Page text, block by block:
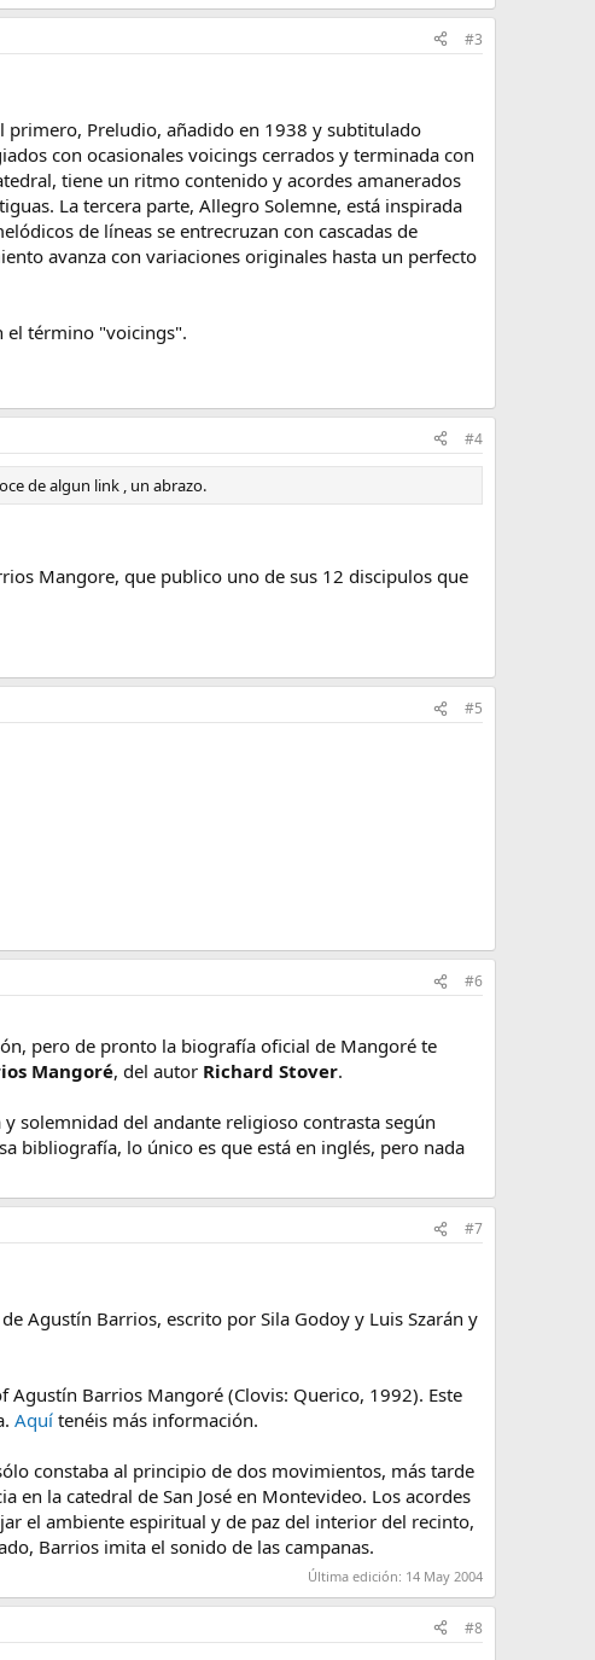
#3
primero, Preludio, añadido en 1938 y subtitulado
con ocasionales voicings cerrados y terminada con
tiene un ritmo contenido y acordes amanerados
La tercera parte, Allegro Solemne, está inspirada
de líneas se entrecruzan con cascadas de
avanza con variaciones originales hasta un perfecto
el término "voicings".
#4
de algun link , un abrazo.
Mangore, que publico uno de sus 12 discipulos que
#5
#6
pero de pronto la biografía oficial de Mangoré te
Mangoré, del autor Richard Stover.
solemnidad del andante religioso contrasta según
bibliografía, lo único es que está en inglés, pero nada
#7
Agustín Barrios, escrito por Sila Godoy y Luis Szarán y
Agustín Barrios Mangoré (Clovis: Querico, 1992). Este
Aquí tenéis más información.
constaba al principio de dos movimientos, más tarde
en la catedral de San José en Montevideo. Los acordes
el ambiente espiritual y de paz del interior del recinto,
Barrios imita el sonido de las campanas.
Última edición: 14 May 2004
#8